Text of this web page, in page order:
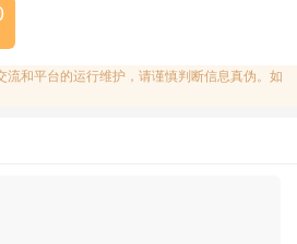
流和平台的运行维护，请谨慎判断信息真伪。如